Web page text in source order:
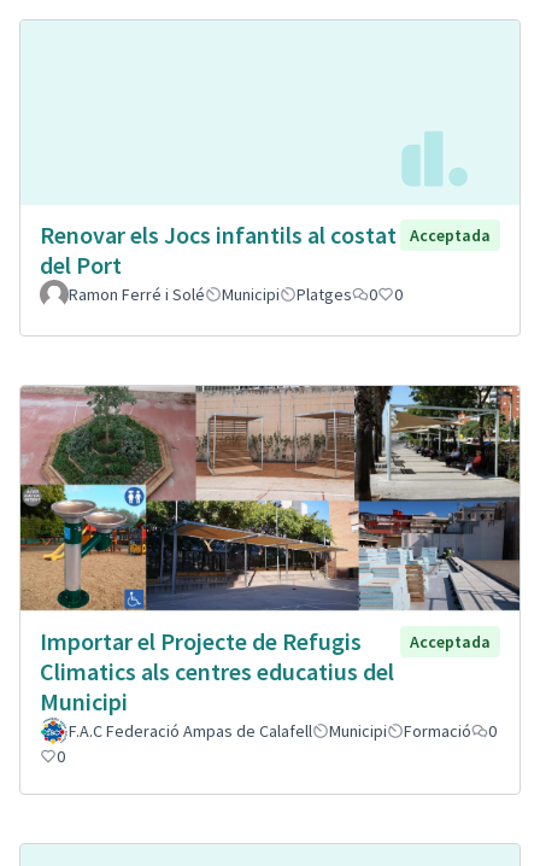
Renovar els Jocs infantils al costat
del Port
Acceptada
Ramon Ferré i Solé Municipi Platges 0 0
Importar el Projecte de Refugis
Climatics als centres educatius del
Municipi
Acceptada
F.A.C Federació Ampas de Calafell Municipi Formació
0
0